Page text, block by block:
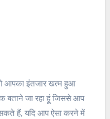
आपका इंतजार खत्म हुआ
बताने जा रहा हूं जिससे आप
हैं, यदि आप ऐसा करने में